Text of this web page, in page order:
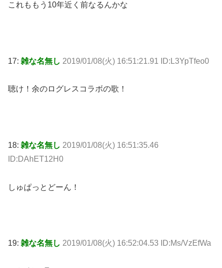
これももう10年近く前なるんかな
17: 雑な名無し 2019/01/08(火) 16:51:21.91 ID:L3YpTfeo0
聴け！余のログレスコラボの歌！
18: 雑な名無し 2019/01/08(火) 16:51:35.46
ID:DAhET12H0
しゅぱっとどーん！
19: 雑な名無し 2019/01/08(火) 16:52:04.53 ID:Ms/VzEfWa